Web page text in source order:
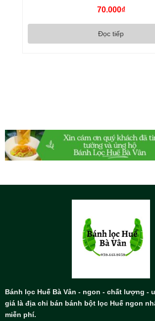
70.000₫
Đọc tiếp
Bánh lọc Huế Bà Vân - ngon - chất lượng -
giá là địa chỉ bán bánh bột lọc Huế ngon
miễn phí.